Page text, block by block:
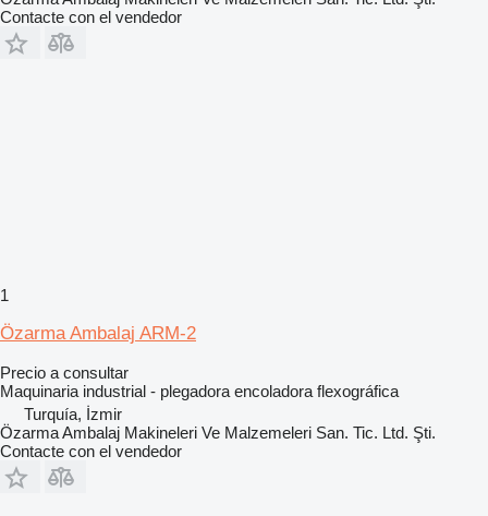
Contacte con el vendedor
1
Özarma Ambalaj ARM-2
Precio a consultar
Maquinaria industrial - plegadora encoladora flexográfica
Turquía, İzmir
Özarma Ambalaj Makineleri Ve Malzemeleri San. Tic. Ltd. Şti.
Contacte con el vendedor